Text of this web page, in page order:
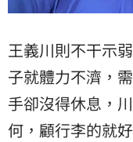
王義川則不干示
子就體力不濟，
手卻沒得休息，
何，顧行李的就